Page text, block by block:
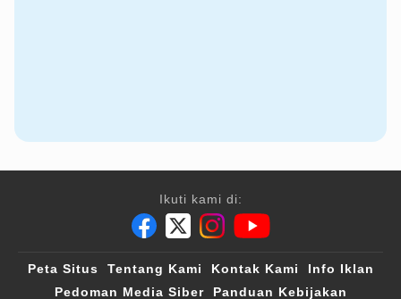
Ikuti kami di:
Peta Situs Tentang Kami Kontak Kami
Info Iklan
Pedoman Media Siber
Panduan Kebijakan